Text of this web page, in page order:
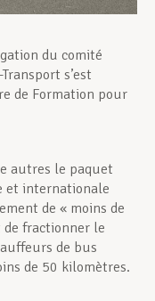
du comité
s’est
de Formation pour
autres le paquet
et internationale
de « moins de
fractionner le
de bus
de 50 kilomètres.